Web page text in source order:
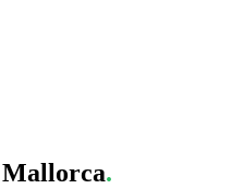
Mallorca.